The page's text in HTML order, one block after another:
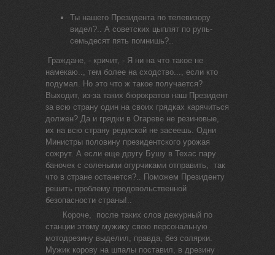
Ты нашего Президента по телевизору
видел?.. А советских цыплят по рупь-
семьдесят пять помнишь?..
Граждане, - кричит, - Я ни на что такое не
намекаю.., тем более на сходство..., если кто
подумал. Но это что ж такое получается?
Выходит, из-за таких бюрократов наш Президент
за всю страну один на своих грядках карячиться
должен? Да и грядки в Огареве не резиновые,
их на всю страну редиской не засеешь. Одни
Министры половину президентского урожая
сожрут. А если еще другу Бушу в Техас пару
баночек с солеными огурчиками отправить, так
что в стране останется?.. Поможем Президенту
решить проблему продовольственной
безопасности страны!..
Короче, после таких слов дежурный по
станции этому мужику свою персональную
мотодрезину выделил, правда, без солярки.
Мужик корову на шпалы поставил, в дрезину